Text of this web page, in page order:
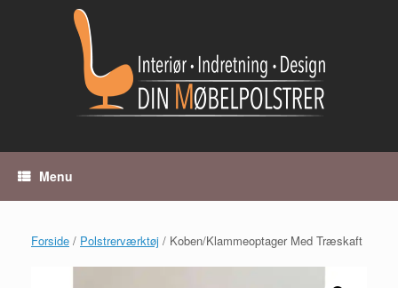
Menu
Forside / Polstrerværktøj / Koben/Klammeoptager Med Træskaft